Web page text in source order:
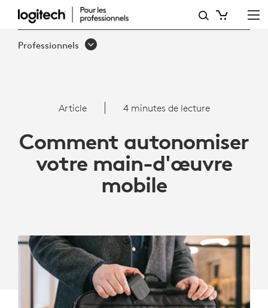
AUTONOMISEZ
VOTRE
MOBILE
OUTILS
AMÉLIORER
PRODUCTIVITÉ
Professionnels
Article 4 minutes de lecture
Comment autonomiser
votre main-d'œuvre
mobile